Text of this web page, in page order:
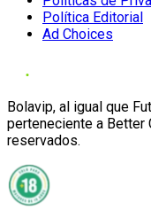
Política Editorial
Ad Choices
Bolavip, al igual que
perteneciente a Better
reservados.